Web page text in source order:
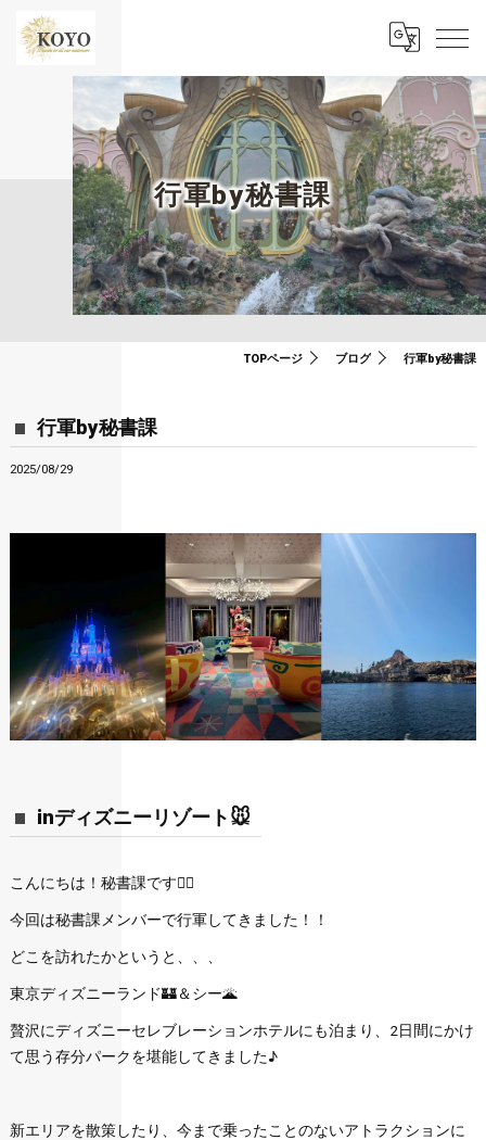
行軍by秘書課
TOPページ ブログ 行軍by秘書課
行軍by秘書課
2025/08/29
inディズニーリゾート🐭
こんにちは！秘書課です💁‍♀️
今回は秘書課メンバーで行軍してきました！！
どこを訪れたかというと、、、
東京ディズニーランド🏰＆シー🌋
贅沢にディズニーセレブレーションホテルにも泊まり、2日間にかけ
て思う存分パークを堪能してきました♪
新エリアを散策したり、今まで乗ったことのないアトラクションに